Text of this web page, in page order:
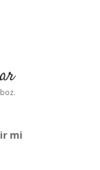
mi